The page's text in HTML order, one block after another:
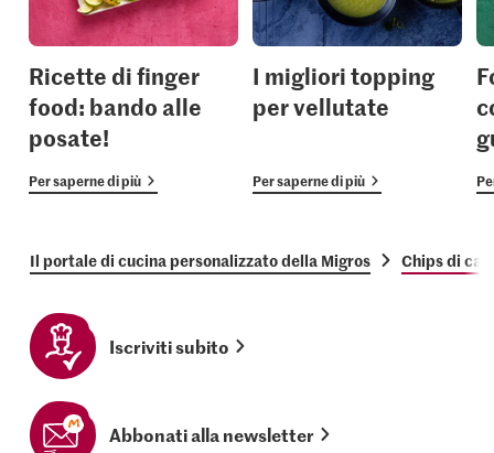
Ricette di finger
food: bando alle
posate!
Per saperne di più
I migliori topping
per vellutate
Per saperne di più
Il portale di cucina personalizzato della Migros Chips di
Iscriviti subito
Abbonati alla newsletter